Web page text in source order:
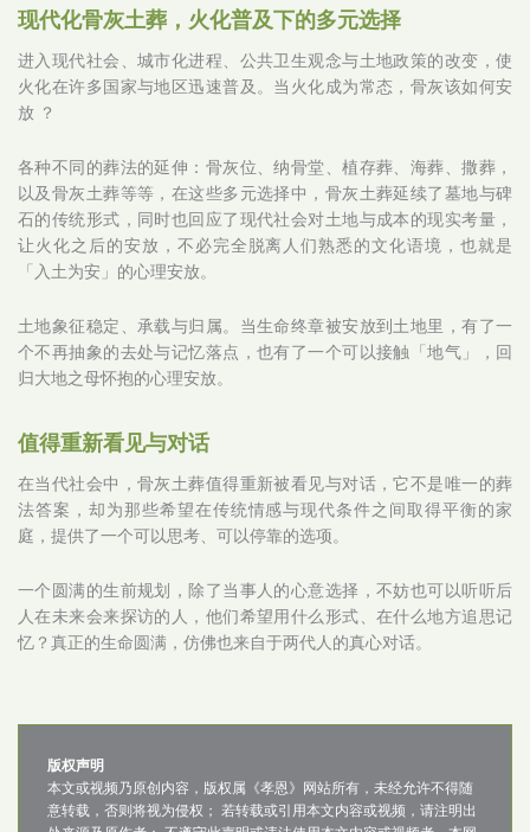
现代化骨灰土葬，火化普及下的多元选择
进入现代社会、城市化进程、公共卫生观念与土地政策的改变，使
火化在许多国家与地区迅速普及。当火化成为常态，骨灰该如何安
放 ？
各种不同的葬法的延伸：骨灰位、纳骨堂、植存葬、海葬、撒葬，
以及骨灰土葬等等，在这些多元选择中，骨灰土葬延续了墓地与碑
石的传统形式，同时也回应了现代社会对土地与成本的现实考量，
让火化之后的安放，不必完全脱离人们熟悉的文化语境，也就是
「入土为安」的心理安放。
土地象征稳定、承载与归属。当生命终章被安放到土地里，有了一
个不再抽象的去处与记忆落点，也有了一个可以接触「地气」，回
归大地之母怀抱的心理安放。
值得重新看见与对话
在当代社会中，骨灰土葬值得重新被看见与对话，它不是唯一的葬
法答案，却为那些希望在传统情感与现代条件之间取得平衡的家
庭，提供了一个可以思考、可以停靠的选项。
一个圆满的生前规划，除了当事人的心意选择，不妨也可以听听后
人在未来会来探访的人，他们希望用什么形式、在什么地方追思记
忆？真正的生命圆满，仿佛也来自于两代人的真心对话。
版权声明
本文或视频乃原创内容，版权属《孝恩》网站所有，未经允许不得随
意转载，否则将视为侵权； 若转载或引用本文内容或视频，请注明出